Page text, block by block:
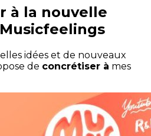
à la nouvelle
idées et de nouveaux
de concrétiser à mes